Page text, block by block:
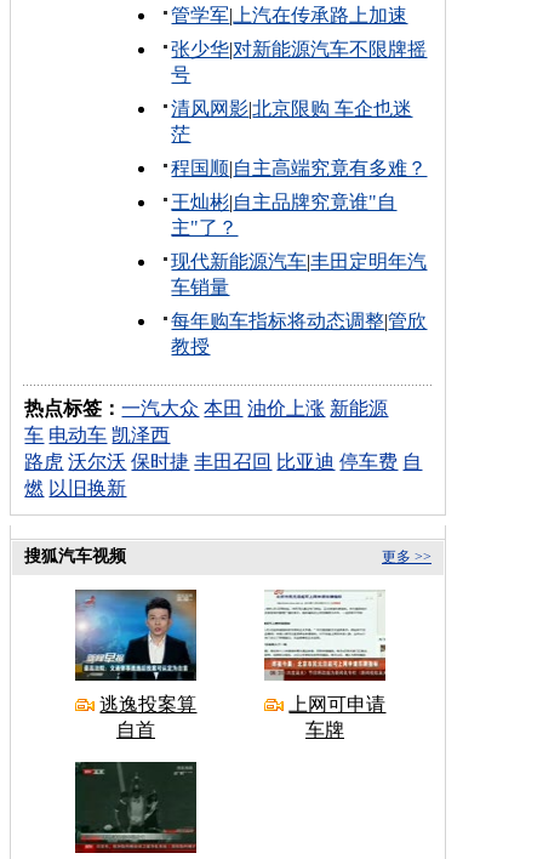
管学军| 上汽在传承路上加速
张少华|对新能源汽车不限牌摇
号
清风网影|北京限购 车企也迷
茫
程国顺|自主高端究竟有多难？
王灿彬|自主品牌究竟谁"自
主"了？
现代新能源汽车|丰田定明年汽
车销量
每年购车指标将动态调整|管欣
教授
热点标签：一汽大众 本田 油价上涨 新能源
车 电动车 凯泽西
路虎 沃尔沃 保时捷 丰田召回 比亚迪 停车费 自
燃 以旧换新
更多 >>
搜狐汽车视频
逃逸投案算
自首
上网可申请
车牌